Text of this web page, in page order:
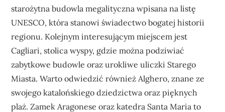
starożytna budowla megalityczna wpisana na listę
UNESCO, która stanowi świadectwo bogatej historii
regionu. Kolejnym interesującym miejscem jest
Cagliari, stolica wyspy, gdzie można podziwiać
zabytkowe budowle oraz urokliwe uliczki Starego
Miasta. Warto odwiedzić również Alghero, znane ze
swojego katalońskiego dziedzictwa oraz pięknych
plaż. Zamek Aragonese oraz katedra Santa Maria to